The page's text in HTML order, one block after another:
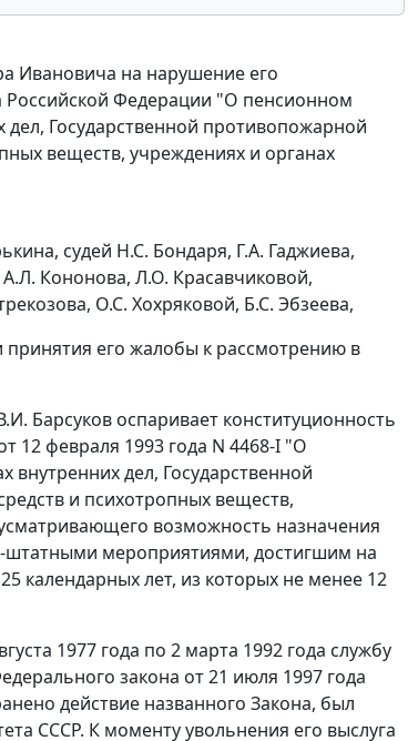
Ивановича на нарушение его
Российской Федерации "О пенсионном
Государственной противопожарной
веществ, учреждениях и органах
судей Н.С. Бондаря, Г.А. Гаджиева,
Кононова, Л.О. Красавчиковой,
О.С. Хохряковой, Б.С. Эбзеева,
его жалобы к рассмотрению в
Барсуков оспаривает конституционность
12 февраля 1993 года N 4468-I "О
дел, Государственной
и психотропных веществ,
возможность назначения
штатными мероприятиями, достигшим на
календарных лет, из которых не менее 12
1977 года по 2 марта 1992 года службу
закона от 21 июля 1997 года
действие названного Закона, был
СССР. К моменту увольнения его выслуга